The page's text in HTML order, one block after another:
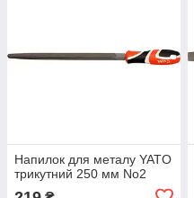
Напилок для металу YATO
трикутний 250 мм No2